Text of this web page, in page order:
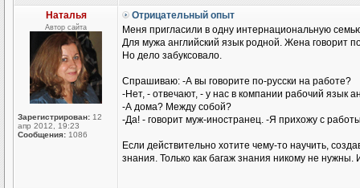
Наталья
Автор сайта
Зарегистрирован: 12
апр 2012, 19:23
Сообщения: 1086
Отрицательный опыт
Меня пригласили в одну интернациональную
Для мужа английский язык родной. Жена говорит
Но дело забуксовало.
Спрашиваю: -А вы говорите по-русски на работе?
-Нет, - отвечают, - у нас в компании рабочий язык
-А дома? Между собой?
-Да! - говорит муж-иностранец. -Я прихожу с
Если действительно хотите чему-то научить,
знания. Только как багаж знания никому не